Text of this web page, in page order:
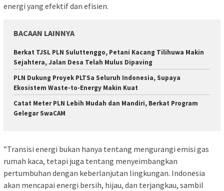
energi yang efektif dan efisien.
BACAAN LAINNYA
Berkat TJSL PLN Suluttenggo, Petani Kacang Tilihuwa Makin
Sejahtera, Jalan Desa Telah Mulus Dipaving
PLN Dukung Proyek PLTSa Seluruh Indonesia, Supaya
Ekosistem Waste-to-Energy Makin Kuat
Catat Meter PLN Lebih Mudah dan Mandiri, Berkat Program
Gelegar SwaCAM
”Transisi energi bukan hanya tentang mengurangi emisi gas
rumah kaca, tetapi juga tentang menyeimbangkan
pertumbuhan dengan keberlanjutan lingkungan. Indonesia
akan mencapai energi bersih, hijau, dan terjangkau, sambil